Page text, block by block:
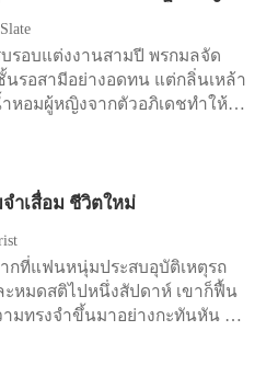
ม่ยอมเป็นเหยื่ออีกต่อไป กลาง
หารเช้าของครอบครัว ฉันบีบ
สร้งทำเป็นภรรยาที่แสนดี ก่อนจะ
บิดลูกใหญ่ต่อหน้าทุกคน "คุณ
ร้เดียงสา มองดูใบหน้าของสามีที่
ยา' และนี่... เพิ่งจะเริ่มต้นเท่านั้น
งตามหลังซ่งชิงอวี่อย่างไร้ศักดิ์ศรี
ขอโทษนะ ผมผิดไปแล้ว ให้
ผมอีกครั้งเถอะ!” และสิ่งที่ตอบ
รัวแล้ว!”
อเรียกฉันว่าผู้หญิงขี้คุกและ
มจะยึดรถของฉันไป แม้แต่ตอนที่
เจอกันข้างนอก เขากับเมียน้อยก็
มือกันเหยียดหยามฉัน ทำเหมือน
อด แต่พวกเขาคงลืมไป
เคยเป็นใครกันแน่ ฉันจรด
เซ็นใบหย่าอย่างไม่ลังเล สาดน้ำ
น้องสาวที่หยิ่งผยองของเขา
อที่เขาพยายามจะรั้งไว้ด้วยความ
รอบแต่งงานสามปี พรกมลจัด
รอสามีอย่างอดทน แต่กลิ่นเหล้า
หอมผู้หญิงจากตัวอภิเดชทำให้
บทิ้ง และบอกว่าเขารักแค่ศศิ
รธจัด เขายื่นสัญญาหย่าแล้วสั่งให้
ทำแท้ง เธอล้มลงเพราะถูกผลัก แต่
บไม่ยื่นมือช่วย กลับเดินจากไป
ษัท เพื่อนร่วมงาน
ำเสื่อม ชีวิตใหม่
กที่แฟนหนุ่มประสบอุบัติเหตุรถ
หมดสติไปหนึ่งสัปดาห์ เขาก็ฟื้น
มทรงจำขึ้นมาอย่างกะทันหัน